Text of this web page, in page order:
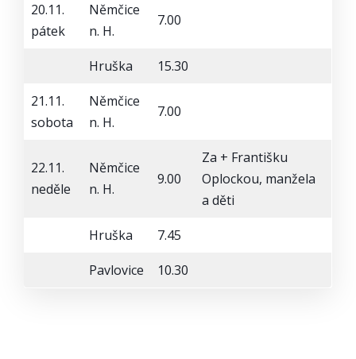
20.11.
pátek
Němčice
n. H.
7.00
Hruška
15.30
21.11.
sobota
Němčice
n. H.
7.00
22.11.
neděle
Němčice
n. H.
9.00
Za + Františku
Oplockou, manžela
a děti
Hruška
7.45
Pavlovice
10.30